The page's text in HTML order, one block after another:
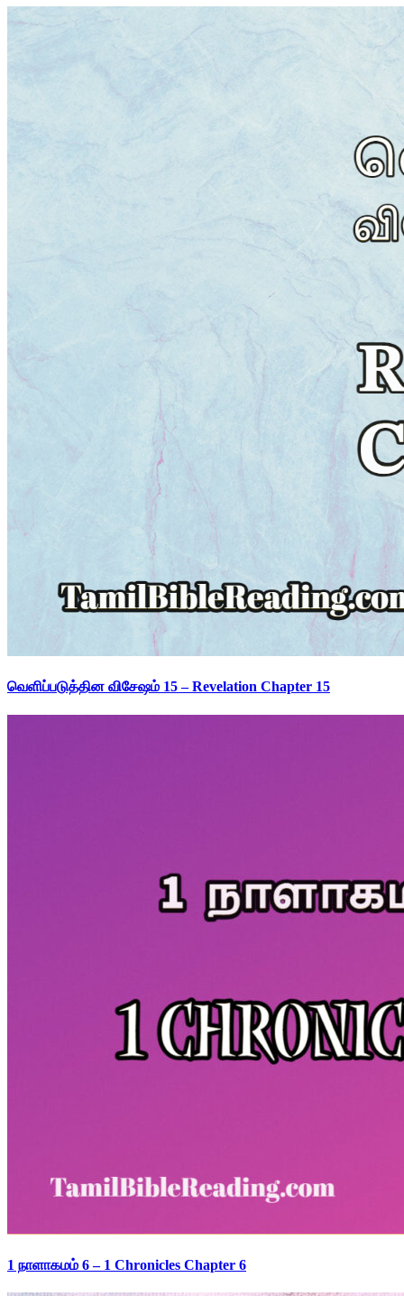
வெளிப்படுத்தின விசேஷம் 15 – Revelation Chapter 15
1 நாளாகமம் 6 – 1 Chronicles Chapter 6